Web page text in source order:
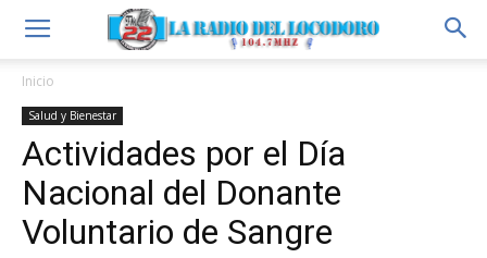
Inicio
Salud y Bienestar
Actividades por el Día
Nacional del Donante
Voluntario de Sangre